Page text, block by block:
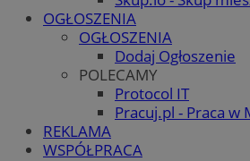
OGŁOSZENIA
OGŁOSZENIA
Dodaj Ogłoszenie
POLECAMY
Protocol IT
Pracuj.pl - Praca w
REKLAMA
WSPÓŁPRACA